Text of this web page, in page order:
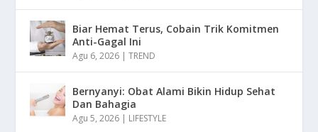
Biar Hemat Terus, Cobain Trik Komitmen
Anti-Gagal Ini
Agu 6, 2026 |TREND
Bernyanyi: Obat Alami Bikin Hidup Sehat
Dan Bahagia
Agu 5, 2026 | LIFESTYLE